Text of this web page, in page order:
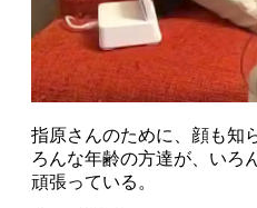
指原さんのために、顔も知
ろんな年齢の方達が、いろ
頑張っている。